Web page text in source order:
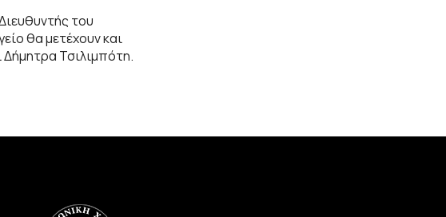
του
θα μετέχουν και
Τσιλιμπότη.